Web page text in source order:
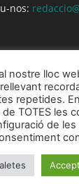
nos:
Agenda
© Mollet Viu
nostre lloc
repetides.
TOTES les
de